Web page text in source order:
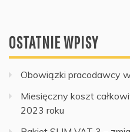
OSTATNIE WPISY
Obowiązki pracodawcy
Miesięczny koszt
2023 roku